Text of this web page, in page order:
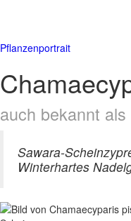
Pflanzenportrait
auch bekannt
Sawara-
Winterhartes